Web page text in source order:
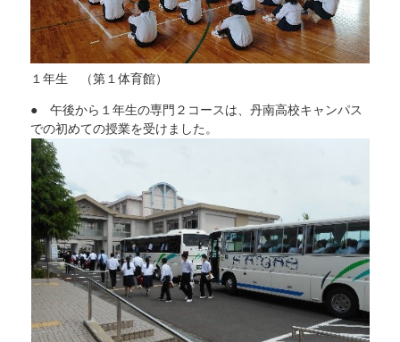
１年生 （第１体育館）
● 午後から１年生の専門２コースは、丹南高校キャンパス
での初めての授業を受けました。